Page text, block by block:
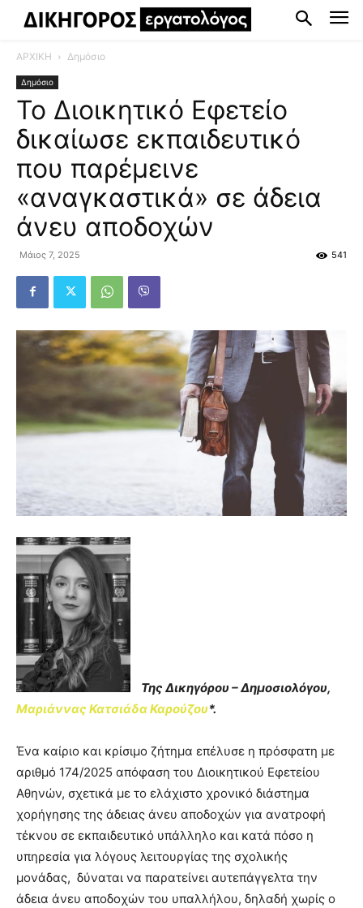
ΑΡΧΙΚΗ Δημόσιο
Δημόσιο
Το Διοικητικό Εφετείο
δικαίωσε εκπαιδευτικό
που παρέμεινε
«αναγκαστικά» σε άδεια
άνευ αποδοχών
Μάιος 7, 2025 541
Της Δικηγόρου – Δημοσιολόγου,
Μαριάννας Κατσιάδα Καρούζου*.
Ένα καίριο και κρίσιμο ζήτημα επέλυσε η πρόσφατη με
αριθμό 174/2025 απόφαση του Διοικητικού Εφετείου
Αθηνών, σχετικά με το ελάχιστο χρονικό διάστημα
χορήγησης της άδειας άνευ αποδοχών για ανατροφή
τέκνου σε εκπαιδευτικό υπάλληλο και κατά πόσο η
υπηρεσία για λόγους λειτουργίας της σχολικής
μονάδας, δύναται να παρατείνει αυτεπάγγελτα την
άδεια άνευ αποδοχών του υπαλλήλου, δηλαδή χωρίς ο